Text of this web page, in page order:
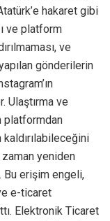
hakaret gibi
ve platform
ve
gönderilerin
Ulaştırma ve
platformdan
kaldırılabileceğini
zaman yeniden
Bu erişim engeli,
e-ticaret
Elektronik Ticaret